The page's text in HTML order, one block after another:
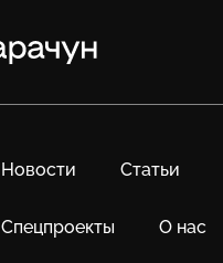
Новости Статьи
Спецпроекты О нас